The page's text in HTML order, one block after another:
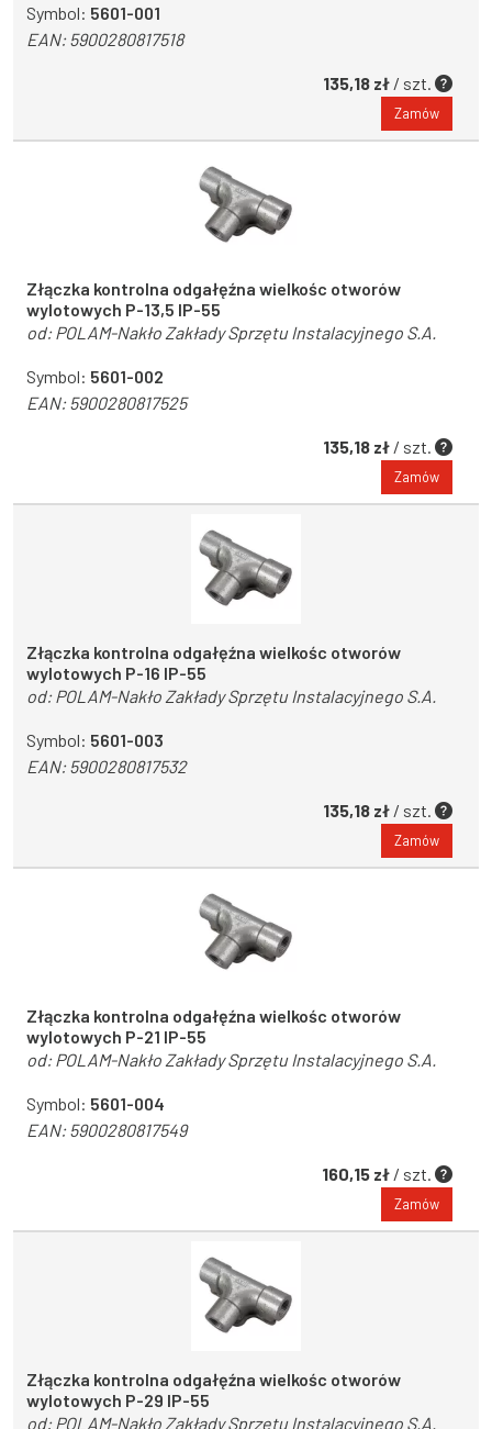
Symbol: 5601-001
EAN:5900280817518
135,18 zł / szt.
Zamów
Złączka kontrolna odgałęźna wielkośc otworów
wylotowych P-13,5 IP-55
od: POLAM-Nakło Zakłady Sprzętu Instalacyjnego S.A.
Symbol: 5601-002
EAN:5900280817525
135,18 zł / szt.
Zamów
Złączka kontrolna odgałęźna wielkośc otworów
wylotowych P-16 IP-55
od: POLAM-Nakło Zakłady Sprzętu Instalacyjnego S.A.
Symbol: 5601-003
EAN:5900280817532
135,18 zł / szt.
Zamów
Złączka kontrolna odgałęźna wielkośc otworów
wylotowych P-21 IP-55
od: POLAM-Nakło Zakłady Sprzętu Instalacyjnego S.A.
Symbol: 5601-004
EAN:5900280817549
160,15 zł / szt.
Zamów
Złączka kontrolna odgałęźna wielkośc otworów
wylotowych P-29 IP-55
od: POLAM-Nakło Zakłady Sprzętu Instalacyjnego S.A.